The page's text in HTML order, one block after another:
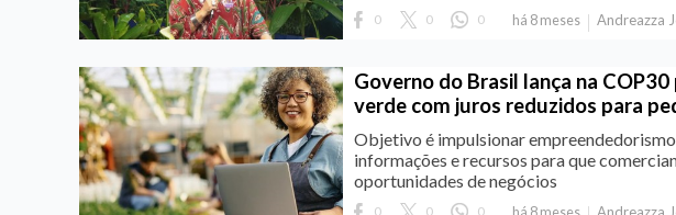
0 0 0 há 8 meses Andreazza
Governo do Brasil lança na
verde com juros reduzidos para
Objetivo é impulsionar
informações e recursos para que
oportunidades de negócios
0 0 0